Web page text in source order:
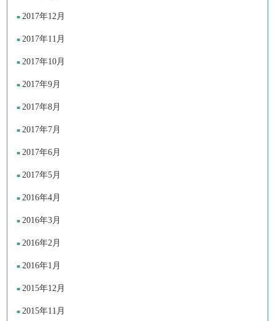
2017年12月
2017年11月
2017年10月
2017年9月
2017年8月
2017年7月
2017年6月
2017年5月
2016年4月
2016年3月
2016年2月
2016年1月
2015年12月
2015年11月